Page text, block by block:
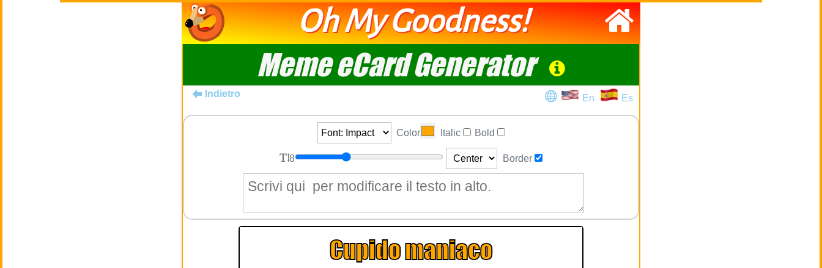
Oh My Goodness!
Meme eCard Generator
Indietro En Es
Color Italic Bold
8 Border